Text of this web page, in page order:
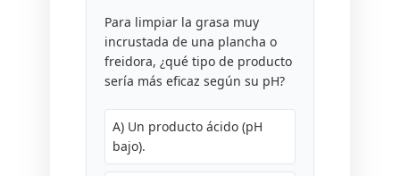
Para limpiar la grasa muy
incrustada de una plancha o
freidora, ¿qué tipo de producto
sería más eficaz según su pH?
A) Un producto ácido (pH
bajo).